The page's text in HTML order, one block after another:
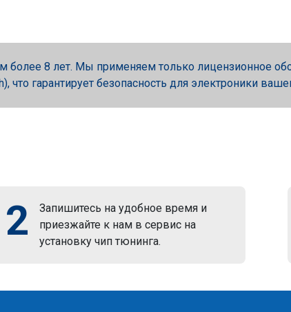
8 лет. Мы применяем только лицензионное
что гарантирует безопасность для электроники
2
Запишитесь на удобное время и
приезжайте к нам в сервис на
установку чип тюнинга.